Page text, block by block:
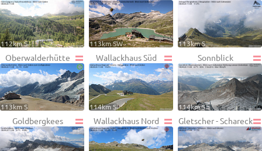
112km S 113km SW 113km S
Oberwalderhütte
113km S
Wallackhaus Süd
114km S
Sonnblick
114km S
Goldbergkees Wallackhaus Nord Gletscher - Schareck